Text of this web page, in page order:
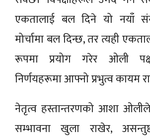
एकतालाई बल दिने यो नयाँ
मोर्चामा बल दिन्छ, तर त्यही
रूपमा प्रयोग गरेर ओली
निर्णयहरूमा आफ्नो प्रभुत्व कायम
नेतृत्व हस्तान्तरणको आशा
सम्भावना खुला राखेर,